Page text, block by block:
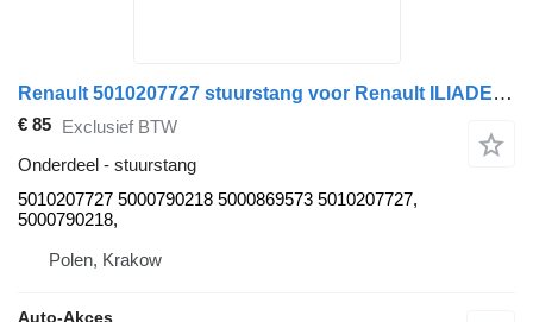
Renault 5010207727 stuurstang voor Renault ILIADE FR1 bus
€ 85 Exclusief BTW
Onderdeel - stuurstang
5010207727 5000790218 5000869573 5010207727,
5000790218,
Polen, Krakow
Auto-Akces